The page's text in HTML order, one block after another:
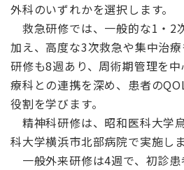
外科のいずれかを選択します。
救急研修では、一般的な1・2
加え、高度な3次救急や集中治
研修も8週あり、周術期管理を
療科との連携を深め、患者の
役割を学びます。
精神科研修は、昭和医科大学
科大学横浜市北部病院で実施しま
一般外来研修は4週で、初診